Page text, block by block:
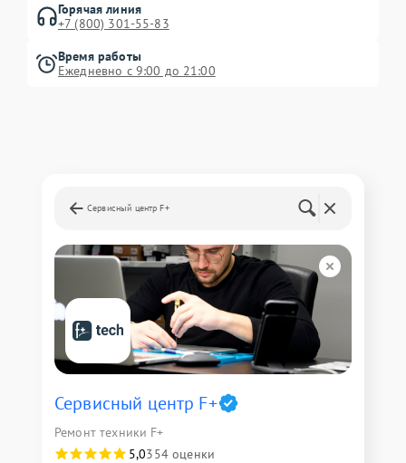
Горячая линия
+7 (800) 301-55-83
Время работы
Ежедневно с 9:00 до 21:00
Сервисный центр F+
Сервисный центр F+
Ремонт техники F+
5,0354 оценки